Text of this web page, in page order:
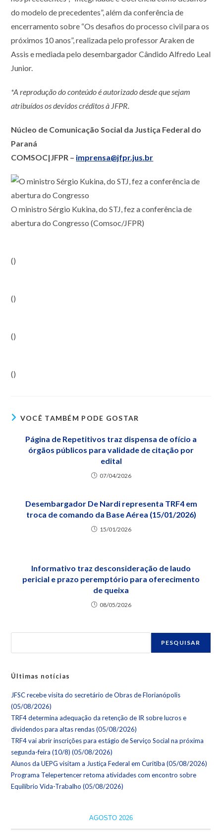
do modelo de precedentes”, além da conferência de
encerramento sobre “Os desafios do processo civil para os
próximos 10 anos”, realizada pelo professor Araken de
Assis e mediada pelo desembargador Cândido Alfredo Leal
Junior.
*A reprodução do conteúdo é autorizado desde que sejam
atribuídos os devidos créditos à JFPR.
Núcleo de Comunicação Social da Justiça Federal do
Paraná
COMSOC|JFPR – imprensa@jfpr.jus.br
O ministro Sérgio Kukina, do STJ, fez a conferência de
abertura do Congresso (Comsoc/JFPR)
()
()
()
()
VOCÊ TAMBÉM PODE GOSTAR
Página de Repetitivos traz dispensa de ofício a
órgãos públicos para validade de citação por
edital
07/04/2026
Desembargador De Nardi representa TRF4 em
troca de comando da Base Aérea (15/01/2026)
15/01/2026
Informativo traz desconsideração de laudo
pericial e prazo peremptório para oferecimento
de queixa
08/05/2026
PESQUISAR
Últimas notícias
JFSC recebe visita do secretário de Obras de Florianópolis
(05/08/2026)
TRF4 determina adequação da retenção de IR sobre lucros e
dividendos para altas rendas (05/08/2026)
TRF4 vai abrir inscrições para estágio de Serviço Social na próxima
segunda-feira (10/8) (05/08/2026)
Alunos da UEPG visitam a Justiça Federal em Curitiba (05/08/2026)
Programa Telepertencer retoma atividades com encontro sobre
Equilíbrio Vida-Trabalho (05/08/2026)
AGOSTO 2026